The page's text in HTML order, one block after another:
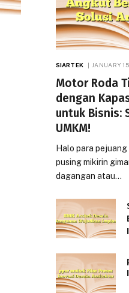
SIARTEK JANUARY
Motor Roda
dengan
untuk Bisnis:
UMKM!
Halo para
pusing mikirin
dagangan atau…